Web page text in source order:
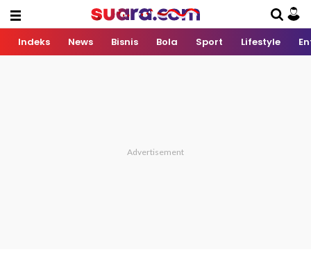
Indeks News Bisnis Bola Sport Lifestyle